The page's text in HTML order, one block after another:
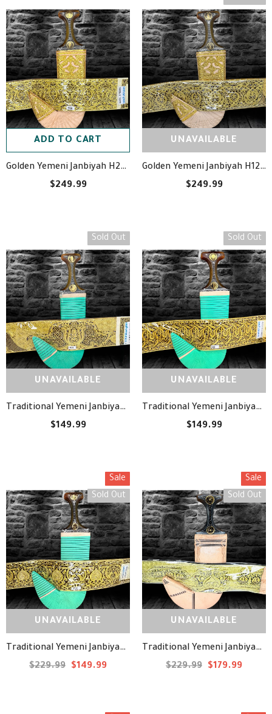
ADD TO CART
Golden Yemeni Janbiyah H28- جنبية ذهبيه مع جلد
$249.99
UNAVAILABLE
Golden Yemeni Janbiyah H12- جنبية ذهبيه مع جلد
$249.99
Sold Out
UNAVAILABLE
Traditional Yemeni Janbiyah - H38- جنبية يمنية تقليدية
$149.99
Sold Out
UNAVAILABLE
Traditional Yemeni Janbiyah - H11- جنبية يمنية تقليدية
$149.99
Sale
Sold Out
UNAVAILABLE
Traditional Yemeni Janbiyah - H02- جنبية يمنية تقليدية
$229.99 $149.99
Sale
Sold Out
UNAVAILABLE
Traditional Yemeni Janbiyah -H12- جنبية يمنية تقليدية
$229.99 $179.99